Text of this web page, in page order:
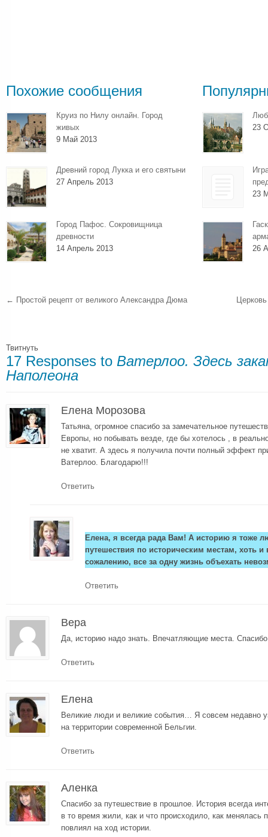
Похожие сообщения
Круиз по Нилу онлайн. Город
живых
9 Май 2013
Древний город Лукка и его святыни
27 Апрель 2013
Город Пафос. Сокровищница
древности
14 Апрель 2013
23
23
26
← Простой рецепт от великого Александра Дюма
Твитнуть
17 Responses to Ватерлоо. Здесь
Наполеона
Елена Морозова
Татьяна, огромное спасибо за замечательное
Европы, но побывать везде, где бы хотелось , в
не хватит. А здесь я получила почти полный эффект
Ватерлоо. Благодарю!!!
Ответить
Елена, я всегда рада Вам! А историю я тоже
путешествия по историческим местам, хоть
сожалению, все за одну жизнь объехать
Ответить
Вера
Да, историю надо знать. Впечатляющие места.
Ответить
Елена
Великие люди и великие события… Я совсем недавно
на территории современной Бельгии.
Ответить
Аленка
Спасибо за путешествие в прошлое. История всегда
в то время жили, как и что происходило, как менялась
повлиял на ход истории.